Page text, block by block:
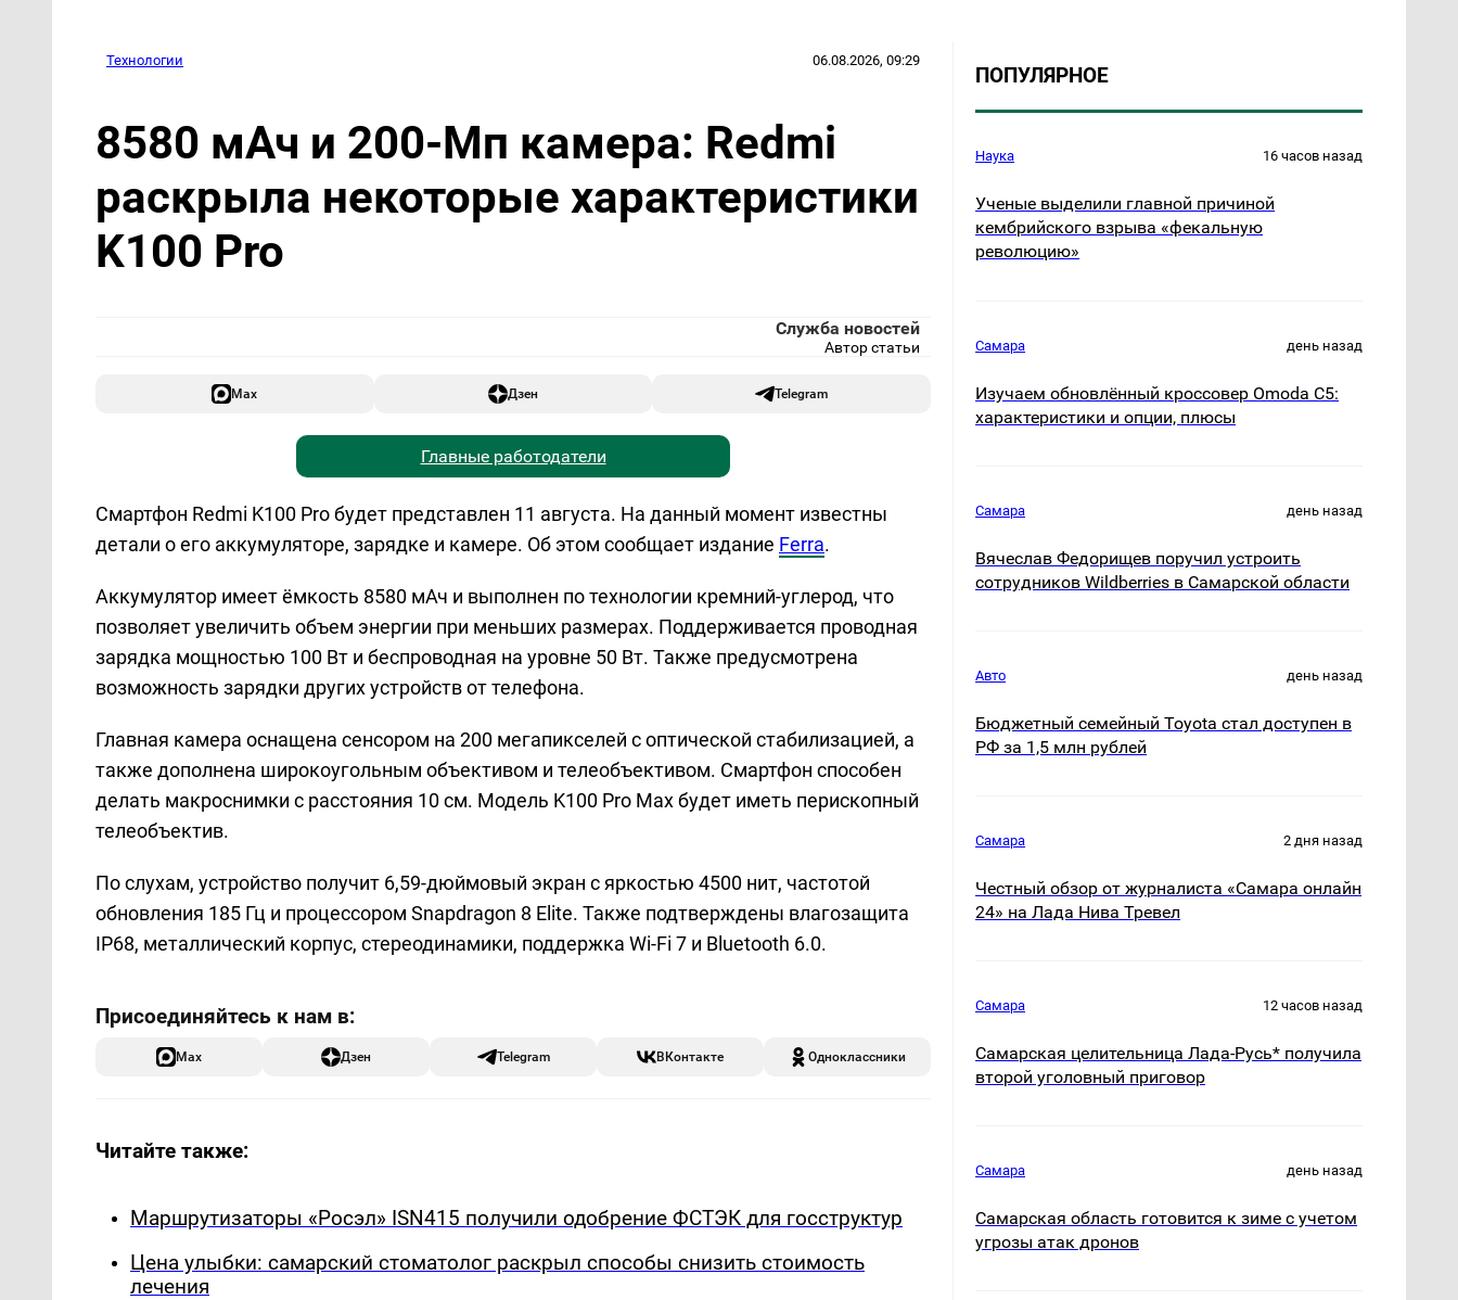
Технологии 06.08.2026, 09:29
8580 мАч и 200-Мп камера: Redmi
раскрыла некоторые характеристики
K100 Pro
Служба новостей
Автор статьи
Max Дзен Telegram
Главные работодатели
Смартфон Redmi K100 Pro будет представлен 11 августа. На данный момент известны
детали о его аккумуляторе, зарядке и камере. Об этом сообщает издание Ferra.
Аккумулятор имеет ёмкость 8580 мАч и выполнен по технологии кремний-углерод, что
позволяет увеличить объем энергии при меньших размерах. Поддерживается проводная
зарядка мощностью 100 Вт и беспроводная на уровне 50 Вт. Также предусмотрена
возможность зарядки других устройств от телефона.
Главная камера оснащена сенсором на 200 мегапикселей с оптической стабилизацией, а
также дополнена широкоугольным объективом и телеобъективом. Смартфон способен
делать макроснимки с расстояния 10 см. Модель K100 Pro Max будет иметь перископный
телеобъектив.
По слухам, устройство получит 6,59-дюймовый экран с яркостью 4500 нит, частотой
обновления 185 Гц и процессором Snapdragon 8 Elite. Также подтверждены влагозащита
IP68, металлический корпус, стереодинамики, поддержка Wi-Fi 7 и Bluetooth 6.0.
Max Дзен Telegram ВКонтакте Одноклассники
Читайте также:
Маршрутизаторы «Росэл» ISN415 получили одобрение ФСТЭК для госструктур
Цена улыбки: самарский стоматолог раскрыл способы снизить стоимость
лечения
ПОПУЛЯРНОЕ
Наука 16 часов назад
Ученые выделили главной причиной
кембрийского взрыва «фекальную
революцию»
Самара день назад
Изучаем обновлённый кроссовер Omoda C5:
характеристики и опции, плюсы
Самара день назад
Вячеслав Федорищев поручил устроить
сотрудников Wildberries в Самарской области
Авто день назад
Бюджетный семейный Toyota стал доступен в
РФ за 1,5 млн рублей
Самара 2 дня назад
Честный обзор от журналиста «Самара онлайн
24» на Лада Нива Тревел
Самара 12 часов назад
Самарская целительница Лада-Русь* получила
второй уголовный приговор
Самара день назад
Самарская область готовится к зиме с учетом
угрозы атак дронов